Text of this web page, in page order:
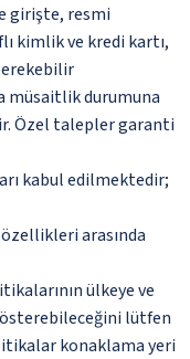
girişte, resmi
kimlik ve kredi kartı,
müsaitlik durumuna
Özel talepler garanti
kabul edilmektedir;
arasında
ülkeye ve
lütfen
konaklama yeri